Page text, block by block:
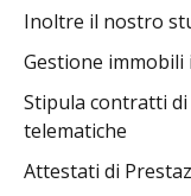
Inoltre il nostro
Gestione immobili
Stipula contratti
telematiche
Attestati di